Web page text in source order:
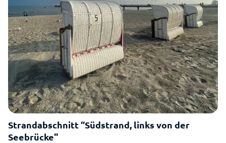
Strandabschnitt “Südstrand, links von der
Seebrücke"